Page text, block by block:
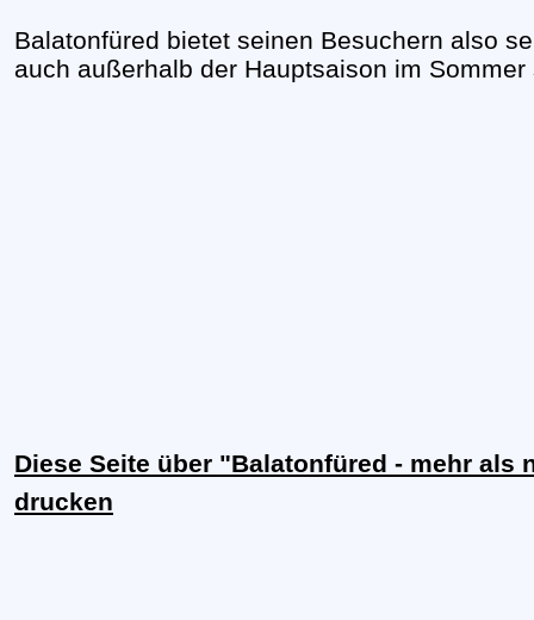
Balatonfüred bietet seinen Besuchern also
auch außerhalb der Hauptsaison im
Diese Seite über "Balatonfüred - mehr als
drucken